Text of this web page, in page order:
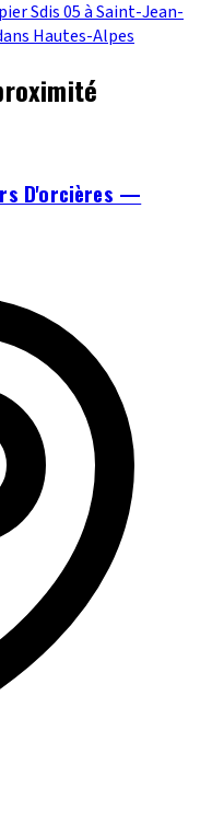
Sdis 05 à Saint-Jean-
Hautes-Alpes
D'orcières —